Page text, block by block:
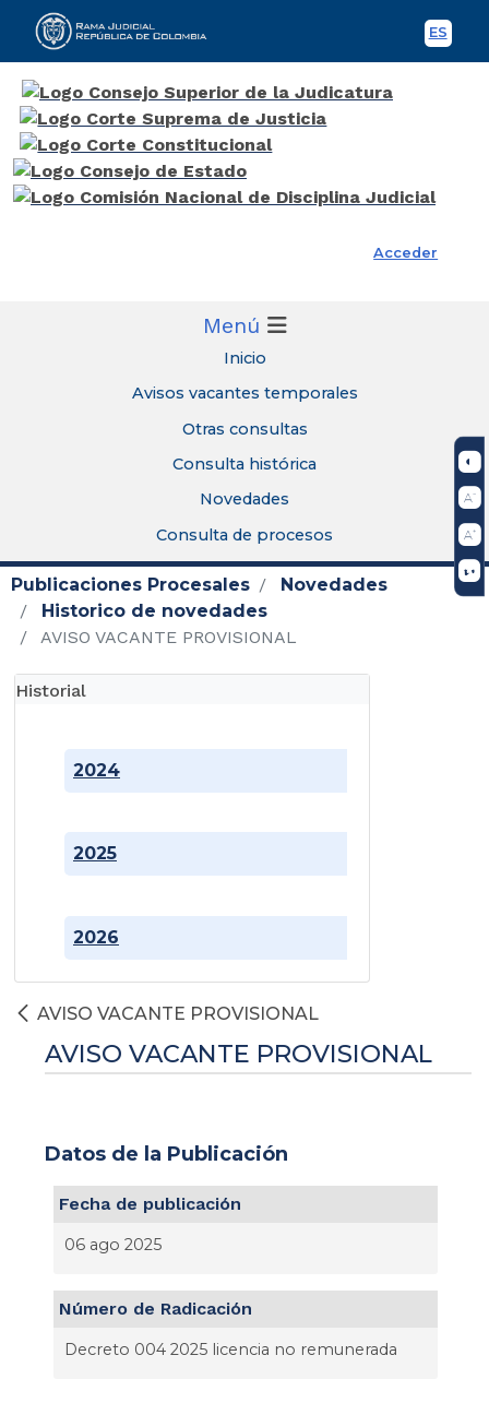
ES
Rama Judicial
Acceder
Menú
Inicio
Avisos vacantes temporales
Otras consultas
Consulta histórica
Novedades
Consulta de procesos
Publicaciones Procesales
Novedades
Historico de novedades
AVISO VACANTE PROVISIONAL
Historial
2024
2025
2026
AVISO VACANTE PROVISIONAL
AVISO VACANTE PROVISIONAL
Datos de la Publicación
Fecha de publicación
06 ago 2025
Número de Radicación
Decreto 004 2025 licencia no remunerada